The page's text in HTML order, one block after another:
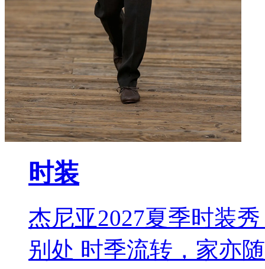
时装
杰尼亚2027夏季时装
别处 时季流转，家亦